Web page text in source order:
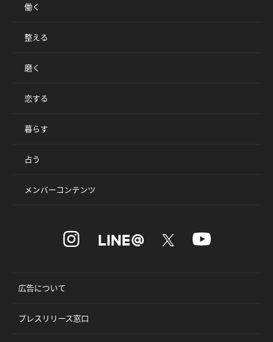
働く
整える
磨く
恋する
暮らす
占う
メンバーコンテンツ
広告について
プレスリリース窓口